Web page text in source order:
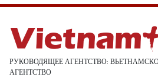
РУКОВОДЯЩЕЕ АГЕНТСТВО:
АГЕНТСТВО